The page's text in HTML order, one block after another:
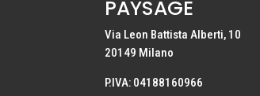
PAYSAGE
Via Leon Battista Alberti, 10
20149 Milano
P.IVA: 04188160966